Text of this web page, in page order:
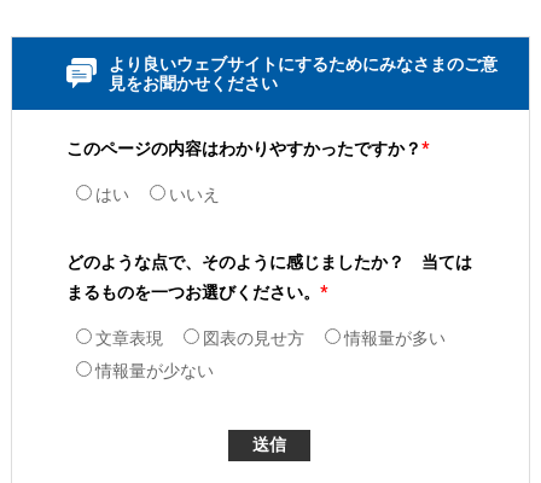
より良いウェブサイトにするためにみなさまのご意
見をお聞かせください
このページの内容はわかりやすかったですか？*
はい いいえ
どのような点で、そのように感じましたか？ 当ては
まるものを一つお選びください。 *
文章表現 図表の見せ方
情報量が多い
情報量が少ない